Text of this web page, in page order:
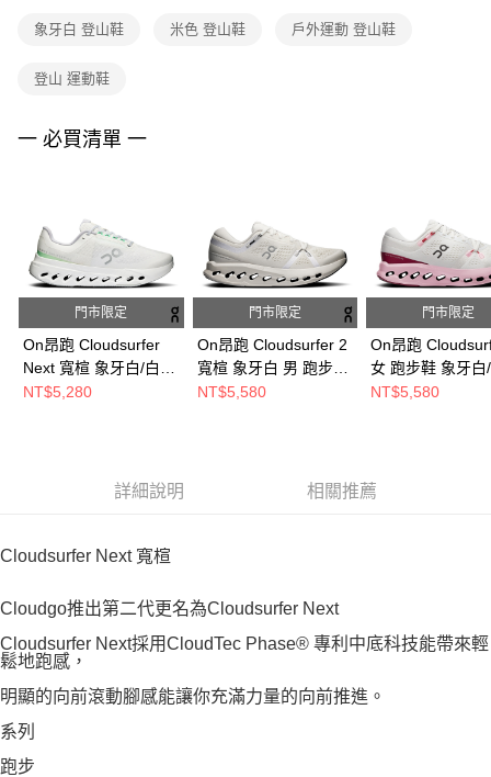
象牙白 登山鞋 米色 登山鞋 戶外運動 登山鞋
登山 運動鞋
一 必買清單 一
門市限定
On昂跑 Cloudsurfer
Next 寬楦 象牙白/白
女 跑步鞋
NT$5,280
門市限定
On昂跑 Cloudsurfer 2
寬楦 象牙白 男 跑步鞋
ON3MF31023334
NT$5,580
門市限定
On昂跑
女 跑步鞋 象牙白
NT$5,580
詳細說明 相關推薦
Cloudsurfer Next 寬楦
Cloudgo推出第二代更名為Cloudsurfer Next
Cloudsurfer Next採用CloudTec Phase® 專利中底科技能帶來輕
鬆地跑感，
明顯的向前滾動腳感能讓你充滿力量的向前推進。
系列
跑步